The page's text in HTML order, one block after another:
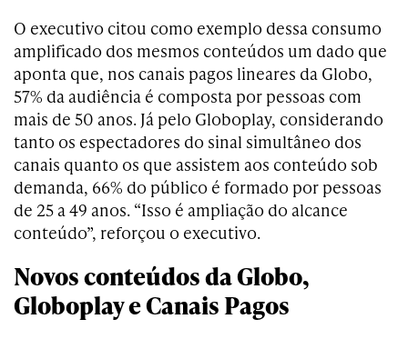
O executivo citou como exemplo dessa consumo
amplificado dos mesmos conteúdos um dado que
aponta que, nos canais pagos lineares da Globo,
57% da audiência é composta por pessoas com
mais de 50 anos. Já pelo Globoplay, considerando
tanto os espectadores do sinal simultâneo dos
canais quanto os que assistem aos conteúdo sob
demanda, 66% do público é formado por pessoas
de 25 a 49 anos. “Isso é ampliação do alcance
conteúdo”, reforçou o executivo.
Novos conteúdos da Globo,
Globoplay e Canais Pagos